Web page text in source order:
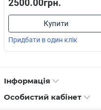
2500.00грн.
Купити
Придбати в один клік
Інформація
Особистий кабінет